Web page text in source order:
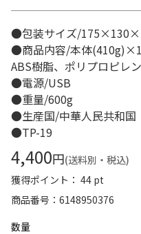
●包装サイズ/
●商品内容/本体
ABS樹脂、ポリプロピレ
●電源/USB
●重量/600g
●生産国/中華人民共和国
●TP-19
4,400円(送料別・税込)
獲得ポイント： 44 pt
商品番号
6148950376
数量